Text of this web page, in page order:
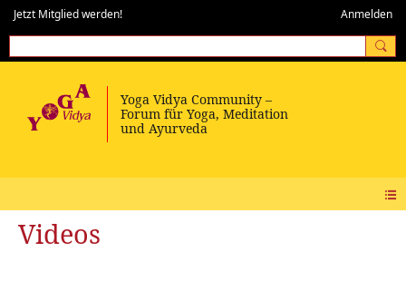
Jetzt Mitglied werden! Anmelden
Videos